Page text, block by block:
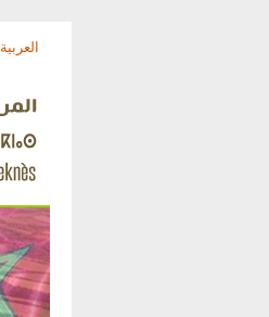
العربية